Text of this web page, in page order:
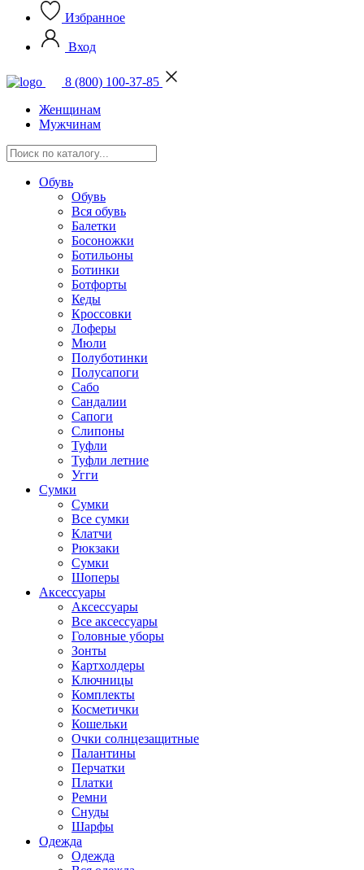
Избранное
Вход
8 (800) 100-37-85
Женщинам
Мужчинам
Обувь
Обувь
Вся обувь
Балетки
Босоножки
Ботильоны
Ботинки
Ботфорты
Кеды
Кроссовки
Лоферы
Мюли
Полуботинки
Полусапоги
Сабо
Сандалии
Сапоги
Слипоны
Туфли
Туфли летние
Угги
Сумки
Сумки
Все сумки
Клатчи
Рюкзаки
Сумки
Шоперы
Аксессуары
Аксессуары
Все аксессуары
Головные уборы
Зонты
Картхолдеры
Ключницы
Комплекты
Косметички
Кошельки
Очки солнцезащитные
Палантины
Перчатки
Платки
Ремни
Снуды
Шарфы
Одежда
Одежда